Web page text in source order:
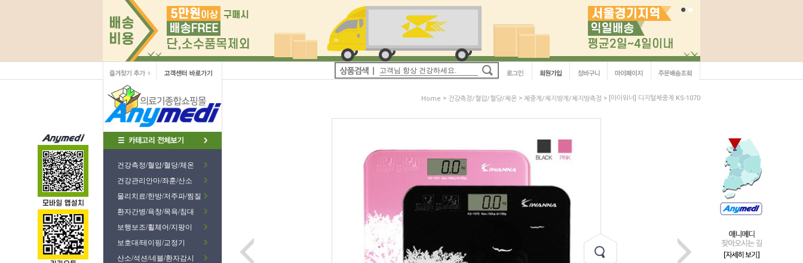
건강측정/혈압/혈당/체온
건강관리안마/좌훈/산소
물리치료/한방/저주파/찜질
환자간병/욕창/목욕/침대
보행보조/휠체어/지팡이
보호대/테이핑/교정기
산소/석션/네블/환자감시
Home > 건강측정/혈압/혈당/체온 > 체중계/체지방계/체지방측정 > [아이워너] 디지털체중계 KS-1070